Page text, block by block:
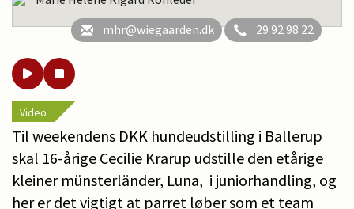
mhr@wiegaarden.dk
29 92 98 22
Video
Til weekendens DKK hundeudstilling i Ballerup
skal 16-årige Cecilie Krarup udstille den etårige
kleiner münsterländer, Luna, i juniorhandling, og
her er det vigtigt at parret løber som et team